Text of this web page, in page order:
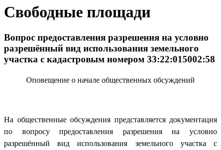
Свободные площади
Вопрос предоставления разрешения на условно
разрешённый вид использования земельного
участка с кадастровым номером 33:22:015002:58
Оповещение о начале общественных обсуждений
На общественные обсуждения представляется документация
по вопросу предоставления разрешения на условно
разрешённый вид использования земельного участка с